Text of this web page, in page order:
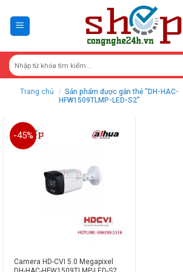
content
Trang chủ / Sản phẩm được gắn thẻ “DH-HAC-
HFW1509TLMP-LED-S2”
-45%
Camera HD-CVI 5.0 Megapixel